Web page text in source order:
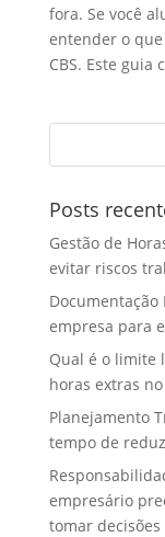
fora. Se você
entender o que
CBS. Este guia
Posts
Gestão de
evitar riscos
Documentação
empresa para
Qual é o limite
horas extras
Planejamento
tempo de
empresário
tomar